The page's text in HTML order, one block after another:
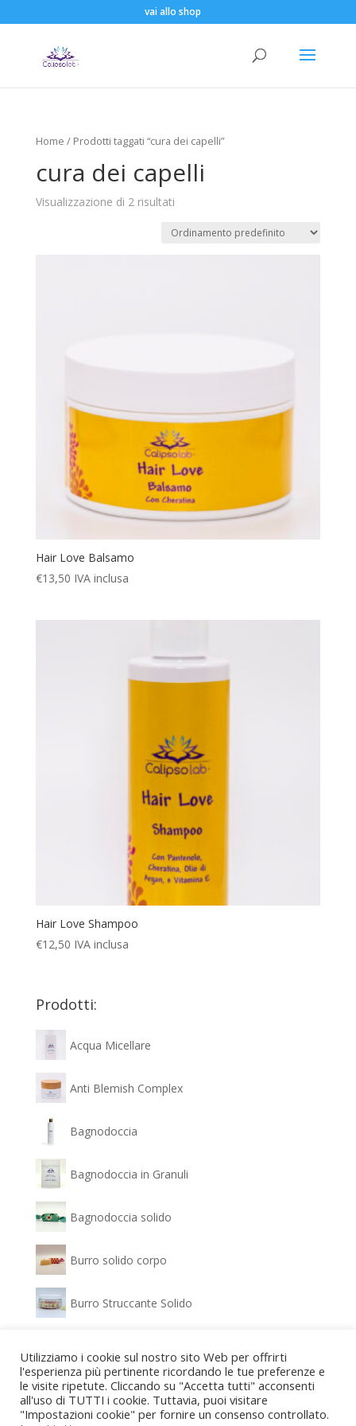
vai allo shop
Home / Prodotti taggati “cura dei capelli”
cura dei capelli
Visualizzazione di 2 risultati
Hair Love Balsamo
€13,50 IVA inclusa
Hair Love Shampoo
€12,50 IVA inclusa
Prodotti:
Acqua Micellare
Anti Blemish Complex
Bagnodoccia
Bagnodoccia in Granuli
Bagnodoccia solido
Burro solido corpo
Burro Struccante Solido
Confezione regalo Bagnodoccia e Gel idratante
Utilizziamo i cookie sul nostro sito Web per offrirti
l'esperienza più pertinente ricordando le tue preferenze e
le visite ripetute. Cliccando su "Accetta tutti" acconsenti
all'uso di TUTTI i cookie. Tuttavia, puoi visitare
"Impostazioni cookie" per fornire un consenso controllato.